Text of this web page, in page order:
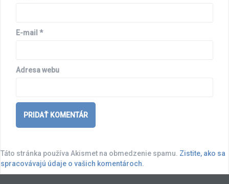
E-mail *
Adresa webu
Táto stránka používa Akismet na obmedzenie spamu. Zistite, ako sa
spracovávajú údaje o vašich komentároch.